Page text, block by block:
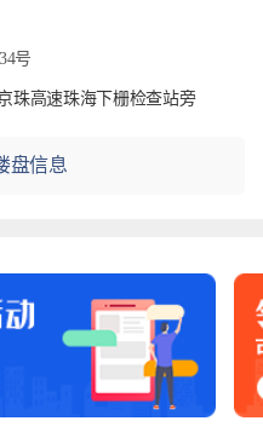
号
珠高速珠海下栅检查站旁
盘信息